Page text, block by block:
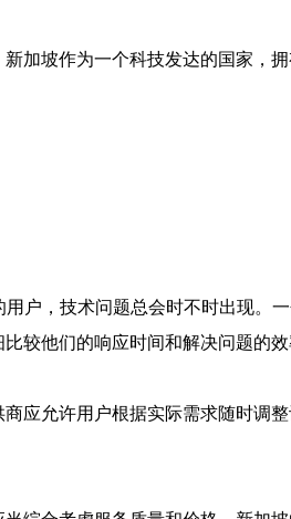
加坡作为一个科技发达的国家，
户，技术问题总会时不时出现。
较他们的响应时间和解决问题的效
应允许用户根据实际需求随时调